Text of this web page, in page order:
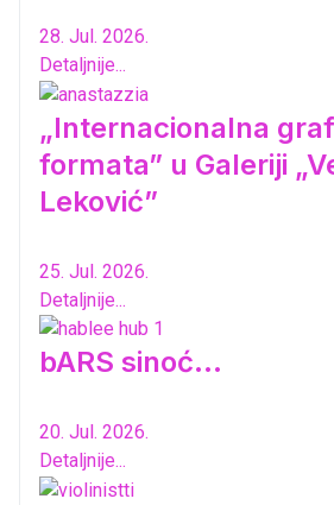
28. Jul. 2026.
Detaljnije...
„Internacionalna
formata” u Galeriji
Leković”
25. Jul. 2026.
Detaljnije...
bARS sinoć...
20. Jul. 2026.
Detaljnije...